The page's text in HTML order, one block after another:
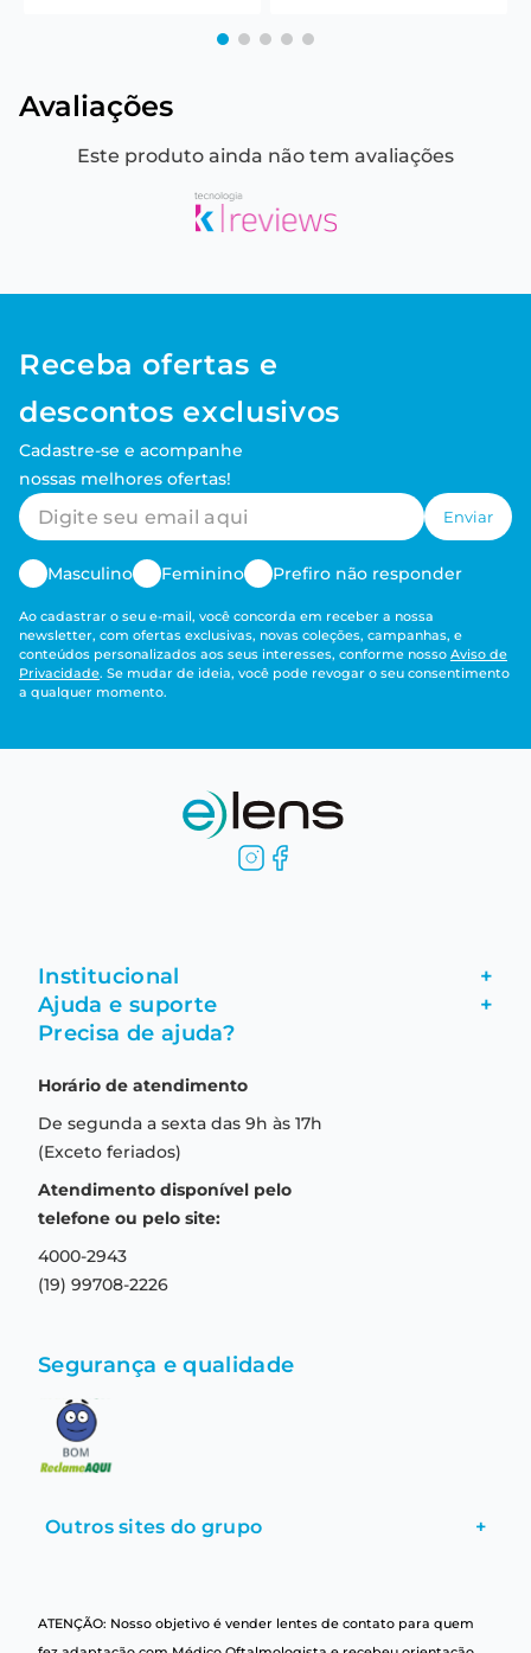
Avaliações
Este produto ainda não tem avaliações
Receba ofertas e
descontos exclusivos
Cadastre-se e acompanhe
nossas melhores ofertas!
Enviar
Masculino Feminino Prefiro não responder
Ao cadastrar o seu e-mail, você concorda em receber a nossa
newsletter, com ofertas exclusivas, novas coleções, campanhas, e
conteúdos personalizados aos seus interesses, conforme nosso Aviso de
Privacidade. Se mudar de ideia, você pode revogar o seu consentimento
a qualquer momento.
Institucional +
Fale conosco
Formas de pagamento
Aviso de privacidade
Termos e condições de uso
Ajuda e suporte +
Garantia
Troca e devolução
Central de relacionamento
Precisa de ajuda?
Horário de atendimento
De segunda a sexta das 9h às 17h
(Exceto feriados)
Atendimento disponível pelo
telefone ou pelo site:
4000-2943
(19) 99708-2226
Segurança e qualidade
Outros sites do grupo +
ATENÇÃO: Nosso objetivo é vender lentes de contato para quem